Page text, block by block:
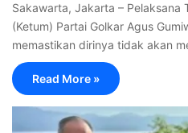
Sakawarta, Jakarta – Pelaksana
(Ketum) Partai Golkar Agus
memastikan dirinya tidak akan
Read More »